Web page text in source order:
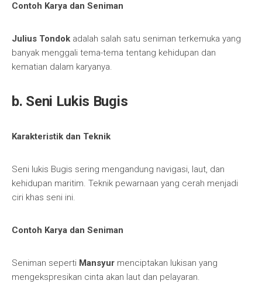
Contoh Karya dan Seniman
Julius Tondok adalah salah satu seniman terkemuka yang
banyak menggali tema-tema tentang kehidupan dan
kematian dalam karyanya.
b. Seni Lukis Bugis
Karakteristik dan Teknik
Seni lukis Bugis sering mengandung navigasi, laut, dan
kehidupan maritim. Teknik pewarnaan yang cerah menjadi
ciri khas seni ini.
Contoh Karya dan Seniman
Seniman seperti Mansyur menciptakan lukisan yang
mengekspresikan cinta akan laut dan pelayaran.